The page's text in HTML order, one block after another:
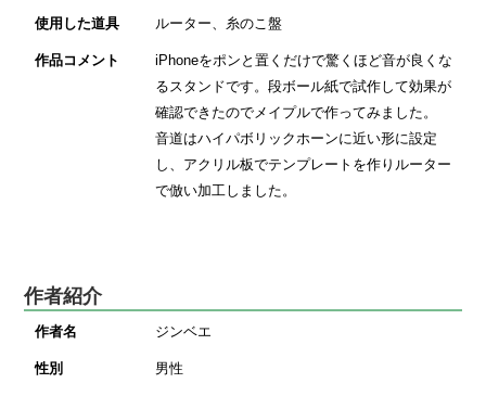
使用した道具 ルーター、糸のこ盤
作品コメント
iPhoneをポンと置くだけで驚くほど音が良くな
るスタンドです。段ボール紙で試作して効果が
確認できたのでメイプルで作ってみました。
音道はハイパボリックホーンに近い形に設定
し、アクリル板でテンプレートを作りルーター
で倣い加工しました。
作者紹介
作者名 ジンベエ
性別 男性